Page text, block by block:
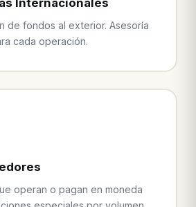
de fondos al exterior. Asesoría
cada operación.
operan o pagan en moneda